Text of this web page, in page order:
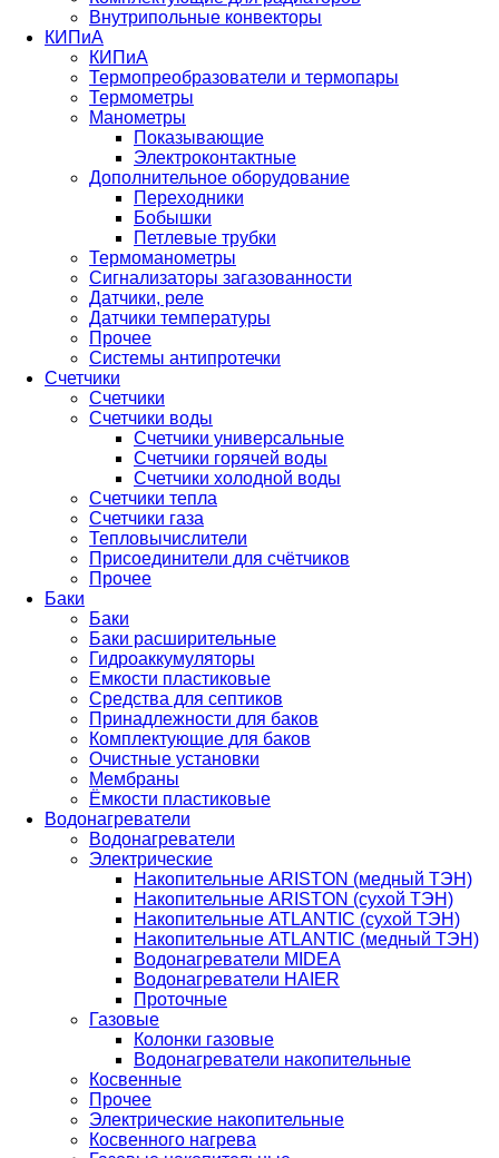
Внутрипольные конвекторы
КИПиА
КИПиА
Термопреобразователи и термопары
Термометры
Манометры
Показывающие
Электроконтактные
Дополнительное оборудование
Переходники
Бобышки
Петлевые трубки
Термоманометры
Сигнализаторы загазованности
Датчики, реле
Датчики температуры
Прочее
Системы антипротечки
Счетчики
Счетчики
Счетчики воды
Счетчики универсальные
Счетчики горячей воды
Счетчики холодной воды
Счетчики тепла
Счетчики газа
Тепловычислители
Присоединители для счётчиков
Прочее
Баки
Баки
Баки расширительные
Гидроаккумуляторы
Емкости пластиковые
Средства для септиков
Принадлежности для баков
Комплектующие для баков
Очистные установки
Мембраны
Ёмкости пластиковые
Водонагреватели
Водонагреватели
Электрические
Накопительные ARISTON (медный ТЭН)
Накопительные ARISTON (сухой ТЭН)
Накопительные ATLANTIC (сухой ТЭН)
Накопительные ATLANTIC (медный ТЭН)
Водонагреватели MIDEA
Водонагреватели HAIER
Проточные
Газовые
Колонки газовые
Водонагреватели накопительные
Косвенные
Прочее
Электрические накопительные
Косвенного нагрева